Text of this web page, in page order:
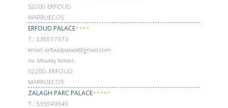
52200 ERFOUD
MARRUECOS
ERFOUD PALACE****
Т.: 535577373
email: erfoudpalace@gmail.com
Av. Moulay Ismail,
52200, ERFOUD
MARRUECOS
ZALAGH PARC PALACE*****
Т.: 535949949